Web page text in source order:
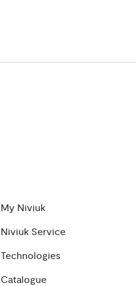
My Niviuk
Niviuk Service
Technologies
Catalogue